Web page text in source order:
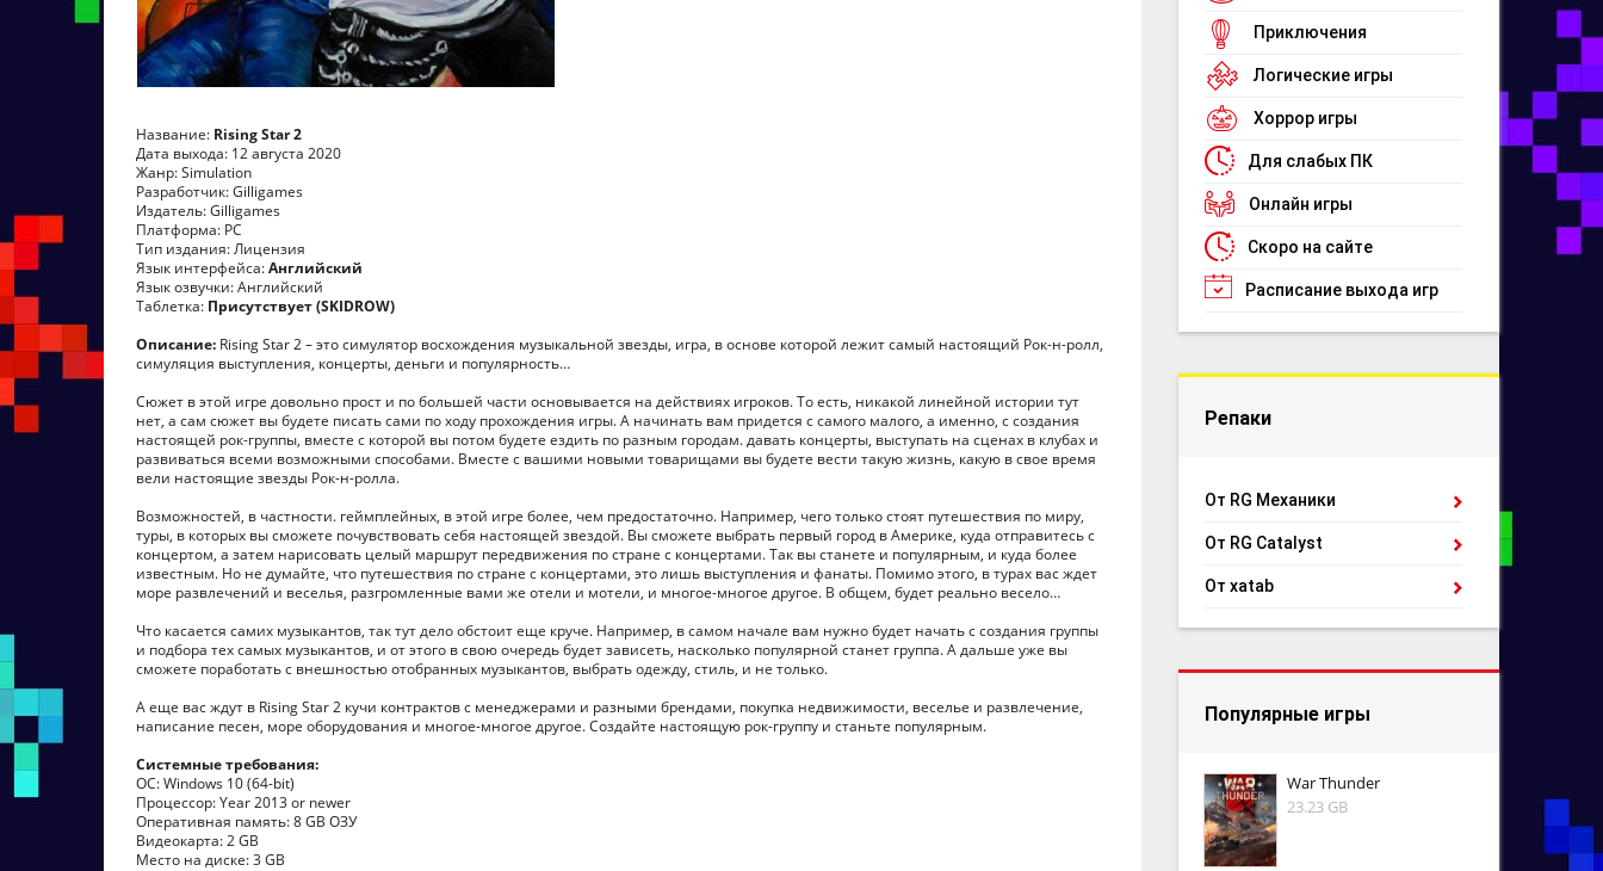
Название: Rising Star 2
Дата выхода: 12 августа 2020
Жанр: Simulation
Разработчик: Gilligames
Издатель: Gilligames
Платформа: PC
Тип издания: Лицензия
Язык интерфейса:Английский
Язык озвучки: Английский
Таблетка: Присутствует (SKIDROW)
Описание: Rising Star 2 – это симулятор восхождения музыкальной звезды, игра, в основе которой лежит самый настоящий Рок-н-ролл,
симуляция выступления, концерты, деньги и популярность…
Сюжет в этой игре довольно прост и по большей части основывается на действиях игроков. То есть, никакой линейной истории тут
нет, а сам сюжет вы будете писать сами по ходу прохождения игры. А начинать вам придется с самого малого, а именно, с создания
настоящей рок-группы, вместе с которой вы потом будете ездить по разным городам. давать концерты, выступать на сценах в клубах и
развиваться всеми возможными способами. Вместе с вашими новыми товарищами вы будете вести такую жизнь, какую в свое время
вели настоящие звезды Рок-н-ролла.
Возможностей, в частности. геймплейных, в этой игре более, чем предостаточно. Например, чего только стоят путешествия по миру,
туры, в которых вы сможете почувствовать себя настоящей звездой. Вы сможете выбрать первый город в Америке, куда отправитесь с
концертом, а затем нарисовать целый маршрут передвижения по стране с концертами. Так вы станете и популярным, и куда более
известным. Но не думайте, что путешествия по стране с концертами, это лишь выступления и фанаты. Помимо этого, в турах вас ждет
море развлечений и веселья, разгромленные вами же отели и мотели, и многое-многое другое. В общем, будет реально весело…
Что касается самих музыкантов, так тут дело обстоит еще круче. Например, в самом начале вам нужно будет начать с создания группы
и подбора тех самых музыкантов, и от этого в свою очередь будет зависеть, насколько популярной станет группа. А дальше уже вы
сможете поработать с внешностью отобранных музыкантов, выбрать одежду, стиль, и не только.
А еще вас ждут в Rising Star 2 кучи контрактов с менеджерами и разными брендами, покупка недвижимости, веселье и развлечение,
написание песен, море оборудования и многое-многое другое. Создайте настоящую рок-группу и станьте популярным.
Системные требования:
ОС: Windows 10 (64-bit)
Процессор: Year 2013 or newer
Оперативная память: 8 GB ОЗУ
Видеокарта: 2 GB
Место на диске: 3 GB
Приключения
Логические игры
Хоррор игры
Для слабых ПК
Онлайн игры
Скоро на сайте
Расписание выхода игр
Репаки
От RG Механики
От RG Catalyst
От xatab
Популярные игры
War Thunder
23.23 GB